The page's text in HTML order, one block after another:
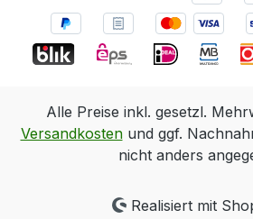
Alle Preise inkl. gesetzl.
Versandkostenund ggf.
nicht anders
Realisiert mit